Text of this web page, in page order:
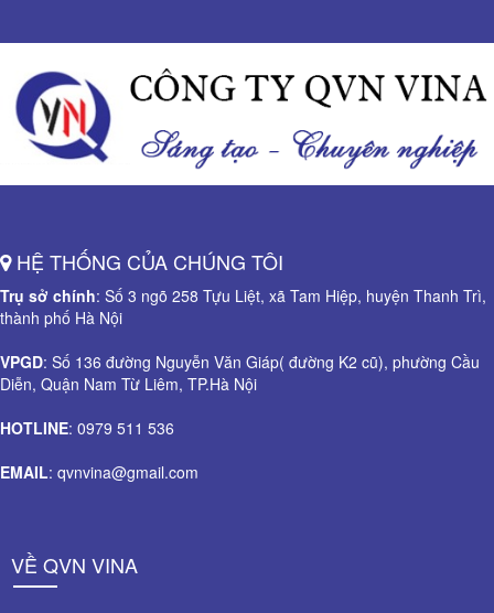
HỆ THỐNG CỦA CHÚNG TÔI
Trụ sở chính: Số 3 ngõ 258 Tựu Liệt, xã Tam Hiệp, huyện Thanh Trì,
thành phố Hà Nội
VPGD: Số 136 đường Nguyễn Văn Giáp( đường K2 cũ), phường Cầu
Diễn, Quận Nam Từ Liêm, TP.Hà Nội
HOTLINE: 0979 511 536
EMAIL: qvnvina@gmail.com
VỀ QVN VINA